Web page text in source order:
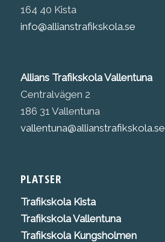
164 40 Kista
info@allianstrafikskola.se
Allians Trafikskola Vallentuna
Centralvägen 2
186 31 Vallentuna
vallentuna@allianstrafikskola.se
PLATSER
Trafikskola Kista
Trafikskola Vallentuna
Trafikskola Kungsholmen